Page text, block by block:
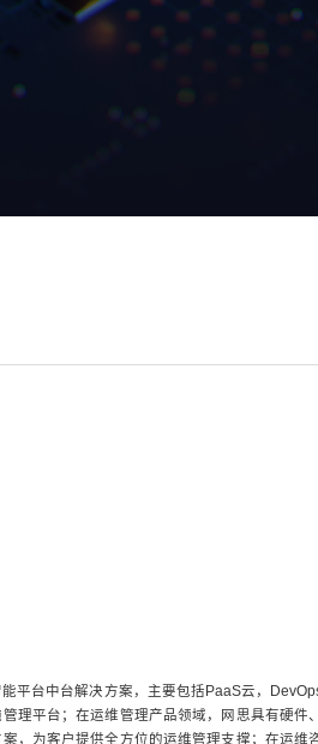
平台中台解决方案，主要包括PaaS云，
理平台；在运维管理产品领域，网思具有硬件
，为客户提供全方位的运维管理支撑；在运维